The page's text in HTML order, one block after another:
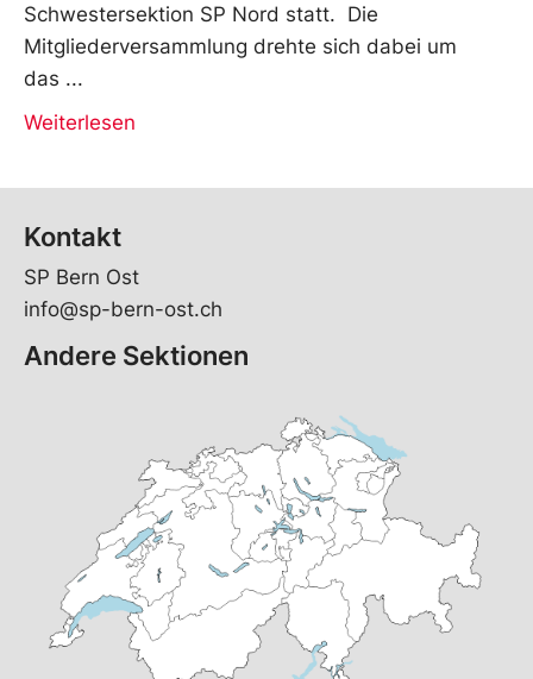
Schwestersektion SP Nord statt. Die
Mitgliederversammlung drehte sich dabei um
das
Weiterlesen
Kontakt
SP Bern Ost
info@sp-bern-ost.ch
Andere Sektionen